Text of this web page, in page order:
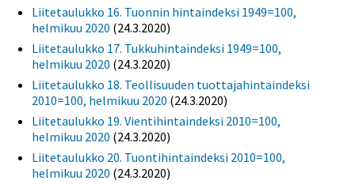
Liitetaulukko 16. Tuonnin hintaindeksi 1949=100,
helmikuu 2020 (24.3.2020)
Liitetaulukko 17. Tukkuhintaindeksi 1949=100,
helmikuu 2020 (24.3.2020)
Liitetaulukko 18. Teollisuuden tuottajahintaindeksi
2010=100, helmikuu 2020 (24.3.2020)
Liitetaulukko 19. Vientihintaindeksi 2010=100,
helmikuu 2020 (24.3.2020)
Liitetaulukko 20. Tuontihintaindeksi 2010=100,
helmikuu 2020 (24.3.2020)